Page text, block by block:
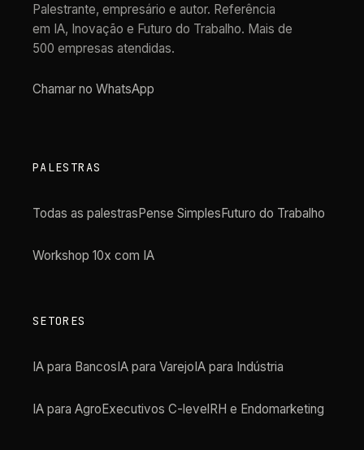
Palestrante, empresário e autor. Referência
em IA, Inovação e Futuro do Trabalho. Mais de
500 empresas atendidas.
Chamar no WhatsApp
PALESTRAS
Todas as palestrasPense SimplesFuturo do Trabalho
Workshop 10x com IA
SETORES
IA para BancosIA para VarejoIA para Indústria
IA para AgroExecutivos C-levelRH e Endomarketing